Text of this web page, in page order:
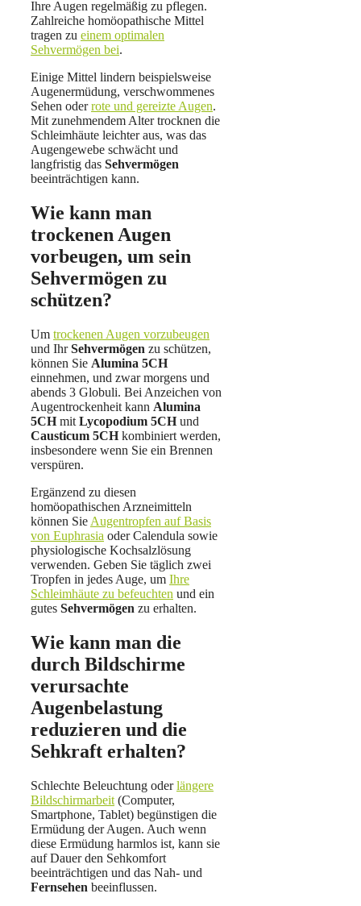
Ihre Augen regelmäßig zu pflegen.
Zahlreiche homöopathische Mittel
tragen zu einem optimalen
Sehvermögen bei.
Einige Mittel lindern beispielsweise
Augenermüdung, verschwommenes
Sehen oderrote und gereizte Augen.
Mit zunehmendem Alter trocknen die
Schleimhäute leichter aus, was das
Augengewebe schwächt und
langfristig das Sehvermögen
beeinträchtigen kann.
Wie kann man
trockenen Augen
vorbeugen, um sein
Sehvermögen zu
schützen?
Um trockenen Augen vorzubeugen
und IhrSehvermögen zu schützen,
können Sie Alumina 5CH
einnehmen, und zwar morgens und
abends 3 Globuli. Bei Anzeichen von
Augentrockenheit kann Alumina
5CHmit Lycopodium 5CHund
Causticum 5CHkombiniert werden,
insbesondere wenn Sie ein Brennen
verspüren.
Ergänzend zu diesen
homöopathischen Arzneimitteln
können Sie Augentropfen auf Basis
von Euphrasia oder Calendula sowie
physiologische Kochsalzlösung
verwenden. Geben Sie täglich zwei
Tropfen in jedes Auge, um Ihre
Schleimhäute zu befeuchten und ein
gutes Sehvermögen zu erhalten.
Wie kann man die
durch Bildschirme
verursachte
Augenbelastung
reduzieren und die
Sehkraft erhalten?
Schlechte Beleuchtung oderlängere
Bildschirmarbeit (Computer,
Smartphone, Tablet) begünstigen die
Ermüdung der Augen. Auch wenn
diese Ermüdung harmlos ist, kann sie
auf Dauer den Sehkomfort
beeinträchtigen und das Nah- und
Fernsehen beeinflussen.